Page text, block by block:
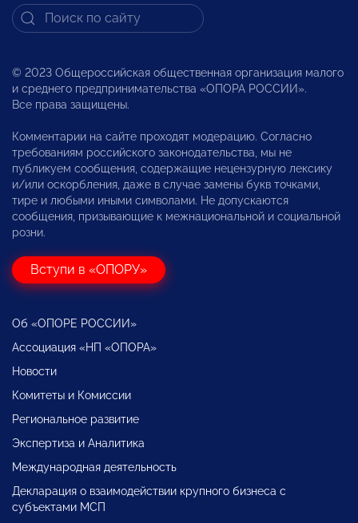
© 2023 Общероссийская общественная организация малого
и среднего предпринимательства «ОПОРА РОССИИ».
Все права защищены.
Комментарии на сайте проходят модерацию. Согласно
требованиям российского законодательства, мы не
публикуем сообщения, содержащие нецензурную лексику
и/или оскорбления, даже в случае замены букв точками,
тире и любыми иными символами. Не допускаются
сообщения, призывающие к межнациональной и социальной
розни.
Вступи в «ОПОРУ»
Об «ОПОРЕ РОССИИ»
Ассоциация «НП «ОПОРА»
Новости
Комитеты и Комиссии
Региональное развитие
Экспертиза и Аналитика
Международная деятельность
Декларация о взаимодействии крупного бизнеса с
субъектами МСП